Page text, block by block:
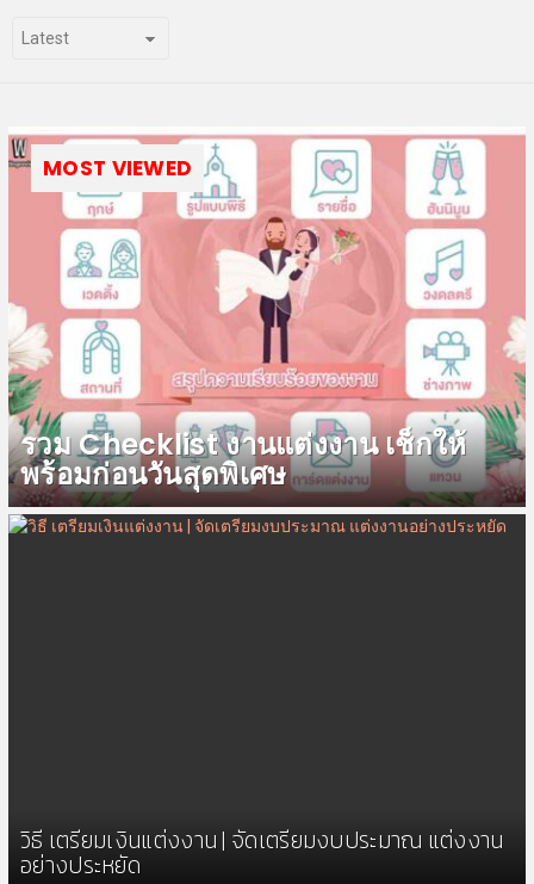
MOST VIEWED
รวม Checklist งานแต่งงาน เช็กให้
พร้อมก่อนวันสุดพิเศษ
วิธี เตรียมเงินแต่งงาน | จัดเตรียมงบประมาณ แต่งงาน
อย่างประหยัด